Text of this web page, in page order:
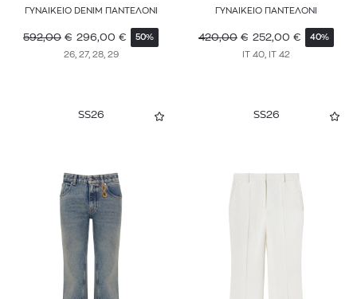
WRANGLER
ZADIG & VOLTAIRE
ΓΥΝΑΙΚΕΙΟ DENIM ΠΑΝΤΕΛΟΝΙ
592,00 € 296,00 € 50%
26, 27, 28, 29
ΓΥΝΑΙΚΕΙΟ ΠΑΝΤΕΛΟΝΙ
420,00 € 252,00 € 40%
IT 40, IT 42
SS26 SS26